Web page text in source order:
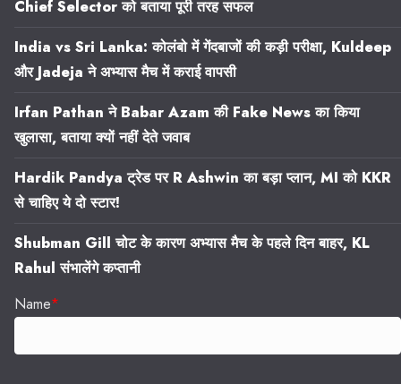
Chief Selector को बताया पूरी तरह सफल
India vs Sri Lanka: कोलंबो में गेंदबाजों की कड़ी परीक्षा, Kuldeep
और Jadeja ने अभ्यास मैच में कराई वापसी
Irfan Pathan ने Babar Azam की Fake News का किया
खुलासा, बताया क्यों नहीं देते जवाब
Hardik Pandya ट्रेड पर R Ashwin का बड़ा प्लान, MI को KKR
से चाहिए ये दो स्टार!
Shubman Gill चोट के कारण अभ्यास मैच के पहले दिन बाहर, KL
Rahul संभालेंगे कप्तानी
Name*